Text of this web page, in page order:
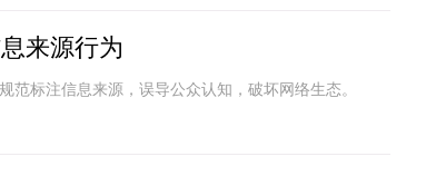
来源行为
范标注信息来源，误导公众认知，破坏网络生态。